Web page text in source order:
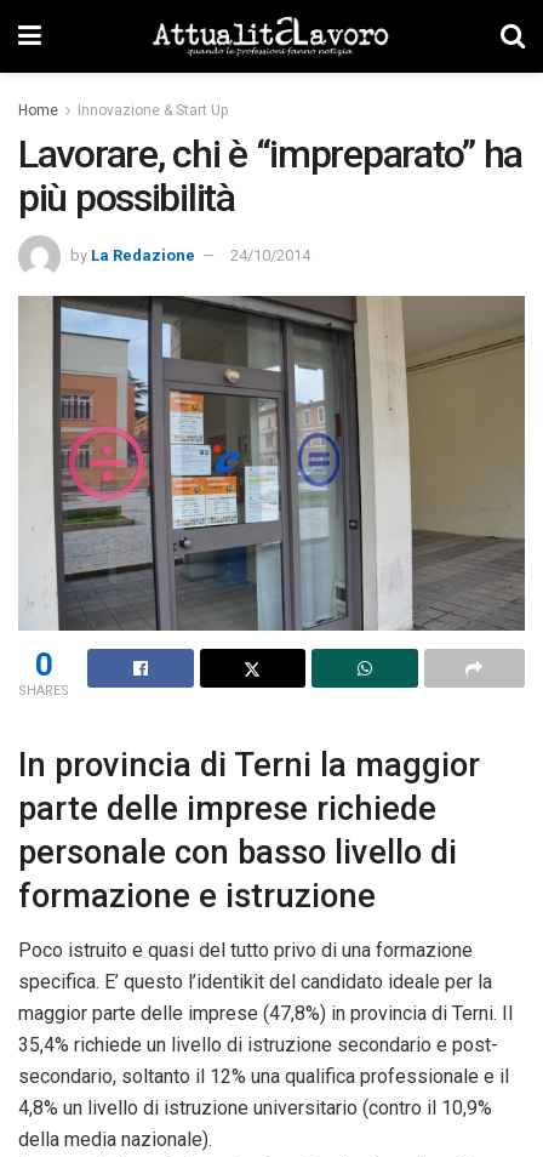
Home Innovazione & Start Up
Lavorare, chi è “impreparato” ha
più possibilità
by La Redazione 24/10/2014
0
SHARES
In provincia di Terni la maggior
parte delle imprese richiede
personale con basso livello di
formazione e istruzione
Poco istruito e quasi del tutto privo di una formazione
specifica. E’ questo l’identikit del candidato ideale per la
maggior parte delle imprese (47,8%) in provincia di Terni. Il
35,4% richiede un livello di istruzione secondario e post-
secondario, soltanto il 12% una qualifica professionale e il
4,8% un livello di istruzione universitario (contro il 10,9%
della media nazionale).